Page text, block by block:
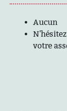
Aucun
votre